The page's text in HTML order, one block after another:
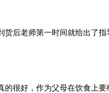
后老师第一时间就给出
很好，作为父母在饮食上